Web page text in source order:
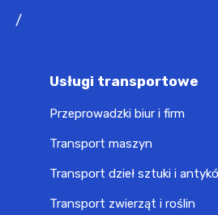
Usługi transportowe
Przeprowadzki biur i firm
Transport maszyn
Transport dzieł sztuki i
Transport zwierząt i roślin